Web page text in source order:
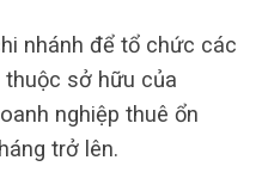
nhánh để tổ chức các
sở hữu của
nghiệp thuê ổn
trở lên.